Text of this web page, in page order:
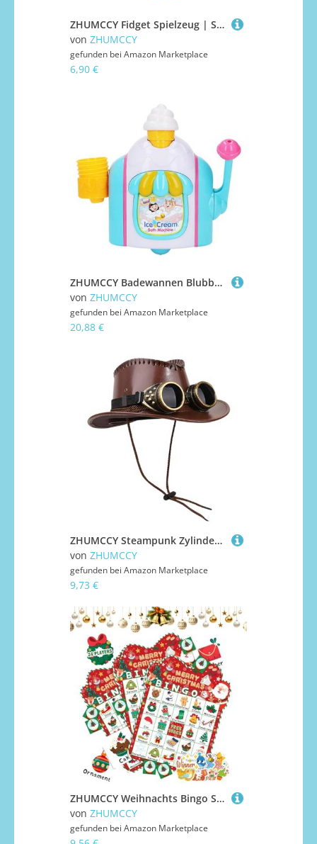
ZHUMCCY Fidget Spielzeug | Spielzeug In Obstformen - Tragbares Schreibtischspielzeug, Lustiger Gyro Für Kinder Unterwegs Schule Zuhause Mädchen
von ZHUMCCY
gefunden bei Amazon Marketplace
6,90 €
ZHUMCCY Badewannen Blubbermaschine | Eiscreme Schaumhersteller Spielzeug - Blasenmacher Spielzeug Für Kinder Weihnachten Geburtstag Badezimmer Dusche Wanne Spaß Baby Badewanne Unterhaltung
von ZHUMCCY
gefunden bei Amazon Marketplace
20,88 €
ZHUMCCY Steampunk Zylinderhut,Großkrempige Hüte - Mit Schutzbrille Deko Für Cosplay Modenschauen Fasching Karneval Fest
von ZHUMCCY
gefunden bei Amazon Marketplace
9,73 €
ZHUMCCY Weihnachts Bingo Spiele Set - Winterfest Bingospiel Gesellschaftsspiel | Lustige Aktivitäten Für Schule Reise Fest Party Karneval Kinder Outdoor Indoor Familien Events
von ZHUMCCY
gefunden bei Amazon Marketplace